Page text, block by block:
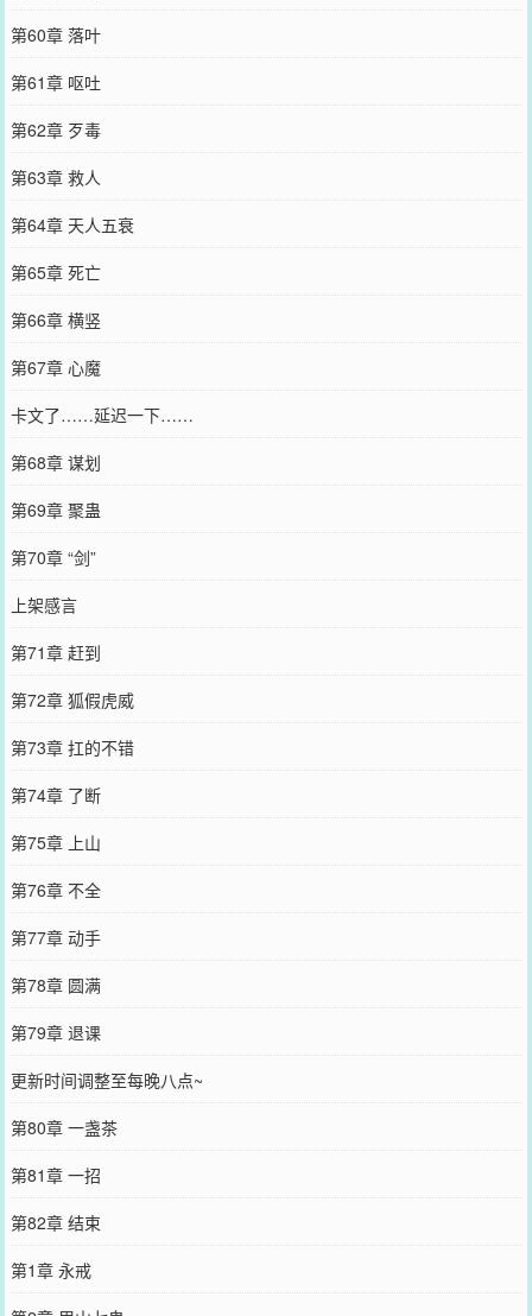
第60章 落叶
第61章 呕吐
第62章 歹毒
第63章 救人
第64章 天人五衰
第65章 死亡
第66章 横竖
第67章 心魔
卡文了……延迟一下……
第68章 谋划
第69章 聚蛊
第70章 “剑”
上架感言
第71章 赶到
第72章 狐假虎威
第73章 扛的不错
第74章 了断
第75章 上山
第76章 不全
第77章 动手
第78章 圆满
第79章 退课
更新时间调整至每晚八点~
第80章 一盏茶
第81章 一招
第82章 结束
第1章 永戒